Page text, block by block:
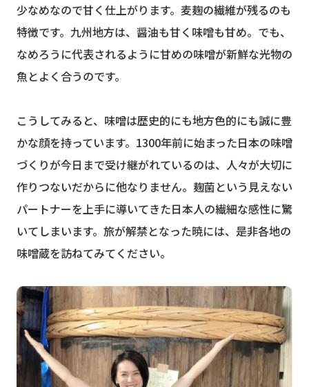
少なめなので甘く仕上がります。麦麹の繊維が残るのも
特徴です。九州地方は、醤油も甘く味噌も甘め。でも、
なめろうに代表されるように甘めの味噌が新鮮な光物の
魚とよく合うのです。
こうしてみると、味噌は歴史的にも地方色的にも誠に豊
かな顔を持っています。1300年前に始まった日本の味噌
づくりが今日まで受け継がれているのは、人々が大切に
作りつないだからに他なりません。麹菌という見えない
パートナーを上手に導いてきた日本人の繊細な感性に驚
いてしまいます。旅が解禁となった暁には、是非各地の
味噌蔵を訪ねてみてください。